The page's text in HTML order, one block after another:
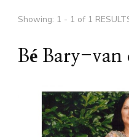
Showing: 1 - 1 of 1
Bé Bary-van